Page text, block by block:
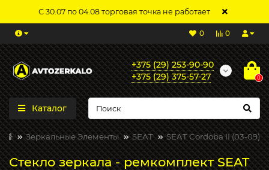
С 30.07 по 04.08 торговая точка не работает
0
0
+375 (29) 253-90-90
+375 (29) 375-57-27
0
Каталог
Зеркальные Элементы SEAT SEAT Cordoba II (03-09)
Стекло зеркала - ремкомплект SEAT